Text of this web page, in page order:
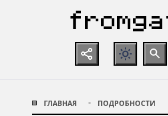
ГЛАВНАЯ ПОДРОБНОСТИ